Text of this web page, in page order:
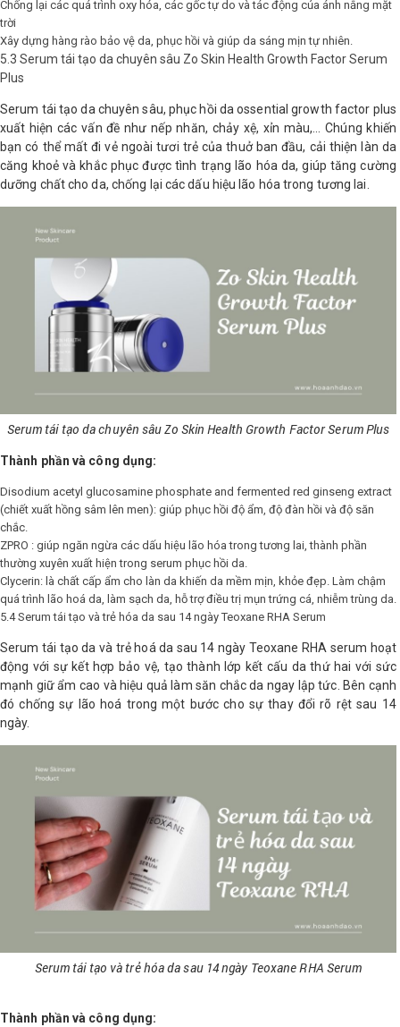
Chống lại các quá trình oxy hóa, các gốc tự do và tác động của ánh nắng mặt
trời
Xây dựng hàng rào bảo vệ da, phục hồi và giúp da sáng mịn tự nhiên.
5.3 Serum tái tạo da chuyên sâu Zo Skin Health Growth Factor Serum
Plus
Serum tái tạo da chuyên sâu, phục hồi da ossential growth factor plus
xuất hiện các vấn đề như nếp nhăn, chảy xệ, xỉn màu,... Chúng khiến
bạn có thể mất đi vẻ ngoài tươi trẻ của thuở ban đầu, cải thiện làn da
căng khoẻ và khắc phục được tình trạng lão hóa da, giúp tăng cường
dưỡng chất cho da, chống lại các dấu hiệu lão hóa trong tương lai.
Serum tái tạo da chuyên sâu Zo Skin Health Growth Factor Serum Plus
Thành phần và công dụng:
Disodium acetyl glucosamine phosphate and fermented red ginseng extract
(chiết xuất hồng sâm lên men): giúp phục hồi độ ẩm, độ đàn hồi và độ săn
chắc.
ZPRO : giúp ngăn ngừa các dấu hiệu lão hóa trong tương lai, thành phần
thường xuyên xuất hiện trong serum phục hồi da.
Clycerin: là chất cấp ẩm cho làn da khiến da mềm mịn, khỏe đẹp. Làm chậm
quá trình lão hoá da, làm sạch da, hỗ trợ điều trị mụn trứng cá, nhiễm trùng da.
5.4 Serum tái tạo và trẻ hóa da sau 14 ngày Teoxane RHA Serum
Serum tái tạo da và trẻ hoá da sau 14 ngày Teoxane RHA serum hoạt
động với sự kết hợp bảo vệ, tạo thành lớp kết cấu da thứ hai với sức
mạnh giữ ẩm cao và hiệu quả làm săn chắc da ngay lập tức. Bên cạnh
đó chống sự lão hoá trong một bước cho sự thay đổi rõ rệt sau 14
ngày.
Serum tái tạo và trẻ hóa da sau 14 ngày Teoxane RHA Serum
Thành phần và công dụng: